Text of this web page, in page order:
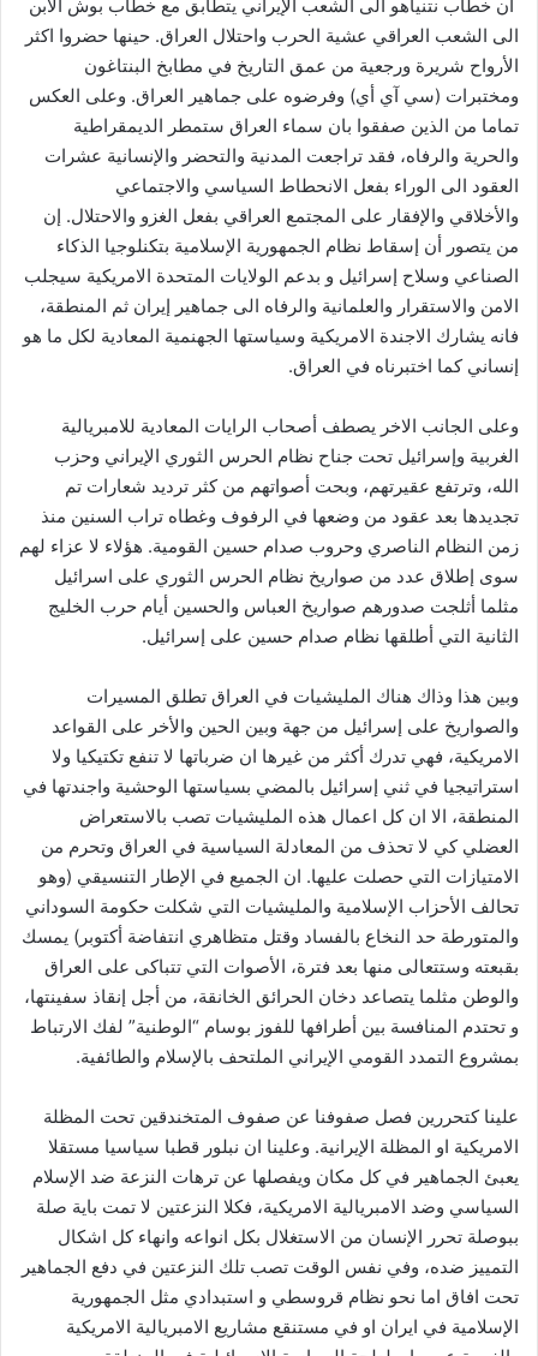
ان خطاب نتنياهو الى الشعب الإيراني يتطابق مع خطاب بوش الابن
الى الشعب العراقي عشية الحرب واحتلال العراق. حينها حضروا اكثر
الأرواح شريرة ورجعية من عمق التاريخ في مطابخ البنتاغون
ومختبرات (سي آي أي) وفرضوه على جماهير العراق. وعلى العكس
تماما من الذين صفقوا بان سماء العراق ستمطر الديمقراطية
والحرية والرفاه، فقد تراجعت المدنية والتحضر والإنسانية عشرات
العقود الى الوراء بفعل الانحطاط السياسي والاجتماعي
والأخلاقي والإفقار على المجتمع العراقي بفعل الغزو والاحتلال. إن
من يتصور أن إسقاط نظام الجمهورية الإسلامية بتكنلوجيا الذكاء
الصناعي وسلاح إسرائيل و بدعم الولايات المتحدة الامريكية سيجلب
الامن والاستقرار والعلمانية والرفاه الى جماهير إيران ثم المنطقة،
فانه يشارك الاجندة الامريكية وسياستها الجهنمية المعادية لكل ما هو
إنساني كما اختبرناه في العراق.
وعلى الجانب الاخر يصطف أصحاب الرايات المعادية للامبريالية
الغربية وإسرائيل تحت جناح نظام الحرس الثوري الإيراني وحزب
الله، وترتفع عقيرتهم، وبحت أصواتهم من كثر ترديد شعارات تم
تجديدها بعد عقود من وضعها في الرفوف وغطاه تراب السنين منذ
زمن النظام الناصري وحروب صدام حسين القومية. هؤلاء لا عزاء لهم
سوى إطلاق عدد من صواريخ نظام الحرس الثوري على اسرائيل
مثلما أثلجت صدورهم صواريخ العباس والحسين أيام حرب الخليج
الثانية التي أطلقها نظام صدام حسين على إسرائيل.
وبين هذا وذاك هناك المليشيات في العراق تطلق المسيرات
والصواريخ على إسرائيل من جهة وبين الحين والأخر على القواعد
الامريكية، فهي تدرك أكثر من غيرها ان ضرباتها لا تنفع تكتيكيا ولا
استراتيجيا في ثني إسرائيل بالمضي بسياستها الوحشية واجندتها في
المنطقة، الا ان كل اعمال هذه المليشيات تصب بالاستعراض
العضلي كي لا تحذف من المعادلة السياسية في العراق وتحرم من
الامتيازات التي حصلت عليها. ان الجميع في الإطار التنسيقي (وهو
تحالف الأحزاب الإسلامية والمليشيات التي شكلت حكومة السوداني
والمتورطة حد النخاع بالفساد وقتل متظاهري انتفاضة أكتوبر) يمسك
بقبعته وستتعالى منها بعد فترة، الأصوات التي تتباكى على العراق
والوطن مثلما يتصاعد دخان الحرائق الخانقة، من أجل إنقاذ سفينتها،
و تحتدم المنافسة بين أطرافها للفوز بوسام “الوطنية” لفك الارتباط
بمشروع التمدد القومي الإيراني الملتحف بالإسلام والطائفية.
علينا كتحررين فصل صفوفنا عن صفوف المتخندقين تحت المظلة
الامريكية او المظلة الإيرانية. وعلينا ان نبلور قطبا سياسيا مستقلا
يعبئ الجماهير في كل مكان ويفصلها عن ترهات النزعة ضد الإسلام
السياسي وضد الامبريالية الامريكية، فكلا النزعتين لا تمت باية صلة
ببوصلة تحرر الإنسان من الاستغلال بكل انواعه وانهاء كل اشكال
التمييز ضده، وفي نفس الوقت تصب تلك النزعتين في دفع الجماهير
تحت افاق اما نحو نظام قروسطي و استبدادي مثل الجمهورية
الإسلامية في ايران او في مستنقع مشاريع الامبريالية الامريكية